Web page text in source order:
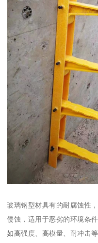
玻璃钢型材具有的耐腐蚀性
侵蚀，适用于恶劣的环境条
如高强度、高模量、耐冲击